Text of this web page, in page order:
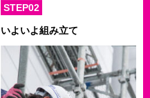
STEP02
いよいよ組み立て